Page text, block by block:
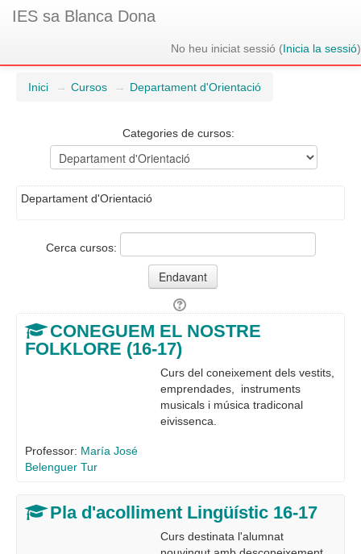
IES sa Blanca Dona
No heu iniciat sessió (Inicia la sessió)
Inici → Cursos → Departament d'Orientació
Categories de cursos:
Departament d'Orientació
Cerca cursos:
CONEGUEM EL NOSTRE
FOLKLORE (16-17)
Curs del coneixement dels vestits,
emprendades, instruments
musicals i música tradiconal
eivissenca.
Professor: María José
Belenguer Tur
Pla d'acolliment Lingüístic 16-17
Curs destinata l'alumnat